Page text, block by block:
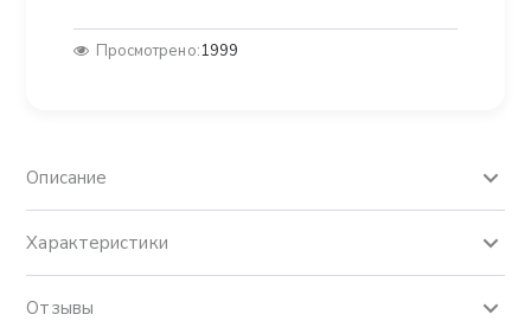
Просмотрено:1999
Описание
Характеристики
Отзывы